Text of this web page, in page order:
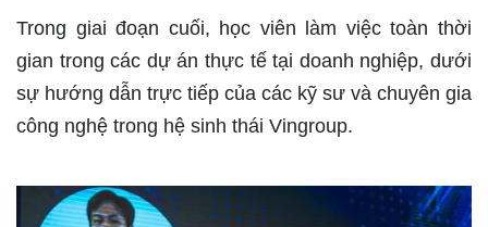
Trong giai đoạn cuối, học viên làm việc toàn thời
gian trong các dự án thực tế tại doanh nghiệp, dưới
sự hướng dẫn trực tiếp của các kỹ sư và chuyên gia
công nghệ trong hệ sinh thái Vingroup.